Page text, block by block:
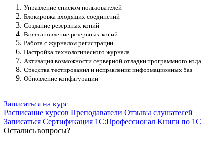
Управление списком пользователей
Блокировка входящих соединений
Создание резервных копий
Восстановление резервных копий
Работа с журналом регистрации
Настройка технологического журнала
Активация возможности серверной отладки программного кода
Средства тестирования и исправления информационных баз
Обновление конфигурации
Записаться на курс
Расписание курсов Преподаватели Отзывы слушателей
Записаться Сертификация 1С:Профессионал Книги по 1С
Остались вопросы?